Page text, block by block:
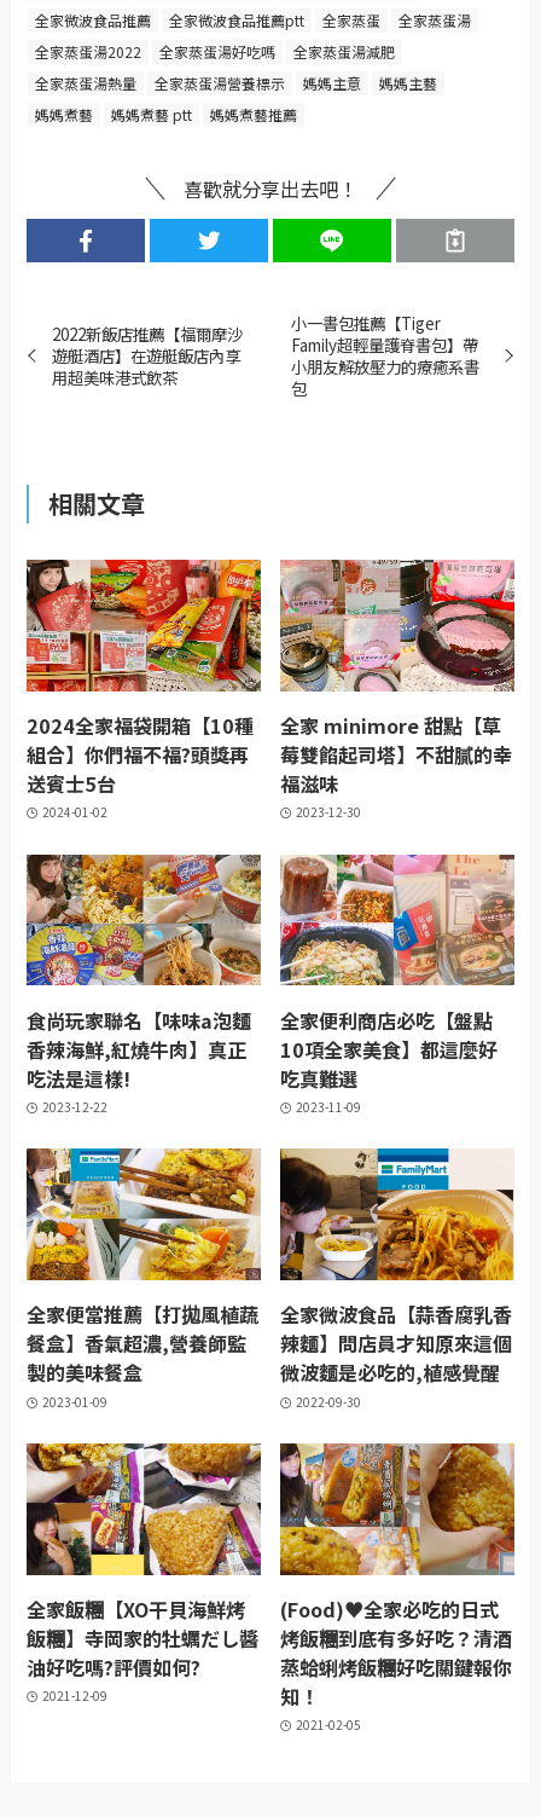
全家微波食品推薦
全家微波食品推薦ptt 全家蒸蛋
全家蒸蛋湯
全家蒸蛋湯2022
全家蒸蛋湯好吃嗎
全家蒸蛋湯減肥
全家蒸蛋湯熱量
全家蒸蛋湯營養標示 媽媽主意
媽媽主藝
媽媽煮藝
媽媽煮藝 ptt 媽媽煮藝推薦
喜歡就分享出去吧！
2022新飯店推薦【福爾摩沙
遊艇酒店】在遊艇飯店內享
用超美味港式飲茶
小一書包推薦【Tiger
Family超輕量護脊書包】帶
小朋友解放壓力的療癒系書
包
相關文章
2024全家福袋開箱【10種
組合】你們福不福?頭獎再
送賓士5台
2024-01-02
全家 minimore 甜點【草
莓雙餡起司塔】不甜膩的幸
福滋味
2023-12-30
食尚玩家聯名【味味a泡麵
香辣海鮮,紅燒牛肉】真正
吃法是這樣!
2023-12-22
全家便利商店必吃【盤點
10項全家美食】都這麼好
吃真難選
2023-11-09
全家便當推薦【打拋風植蔬
餐盒】香氣超濃,營養師監
製的美味餐盒
2023-01-09
全家微波食品【蒜香腐乳香
辣麵】問店員才知原來這個
微波麵是必吃的,植感覺醒
2022-09-30
全家飯糰【XO干貝海鮮烤
飯糰】寺岡家的牡蠣だし醬
油好吃嗎?評價如何?
2021-12-09
(Food)♥全家必吃的日式
烤飯糰到底有多好吃？清酒
蒸蛤蜊烤飯糰好吃關鍵報你
知！
2021-02-05